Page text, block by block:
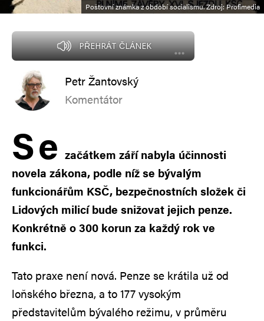
Poštovní známka z období socialismu. Zdroj: Profimedia
PŘEHRÁT ČLÁNEK
Petr Žantovský
Komentátor
Se začátkem září nabyla účinnosti
novela zákona, podle níž se bývalým
funkcionářům KSČ, bezpečnostních složek či
Lidových milicí bude snižovat jejich penze.
Konkrétně o 300 korun za každý rok ve
funkci.
Tato praxe není nová. Penze se krátila už od
loňského března, a to 177 vysokým
představitelům bývalého režimu, v průměru